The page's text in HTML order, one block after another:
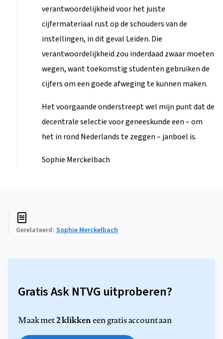
verantwoordelijkheid voor het juiste
cijfermateriaal rust op de schouders van de
instellingen, in dit geval Leiden. Die
verantwoordelijkheid zou inderdaad zwaar moeten
wegen, want toekomstig studenten gebruiken de
cijfers om een goede afweging te kunnen maken.
Het voorgaande onderstreept wel mijn punt dat de
decentrale selectie voor geneeskunde een – om
het in rond Nederlands te zeggen – janboel is.
Sophie Merckelbach
Gerelateerd Sophie Merckelbach
Gratis Ask NTVG uitproberen?
Maak met2 klikkeneen gratis account aan